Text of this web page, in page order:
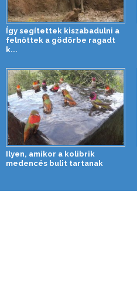
Így segítettek kiszabadulni a
felnőttek a gödörbe ragadt
k...
Ilyen, amikor a kolibrik
medencés bulit tartanak